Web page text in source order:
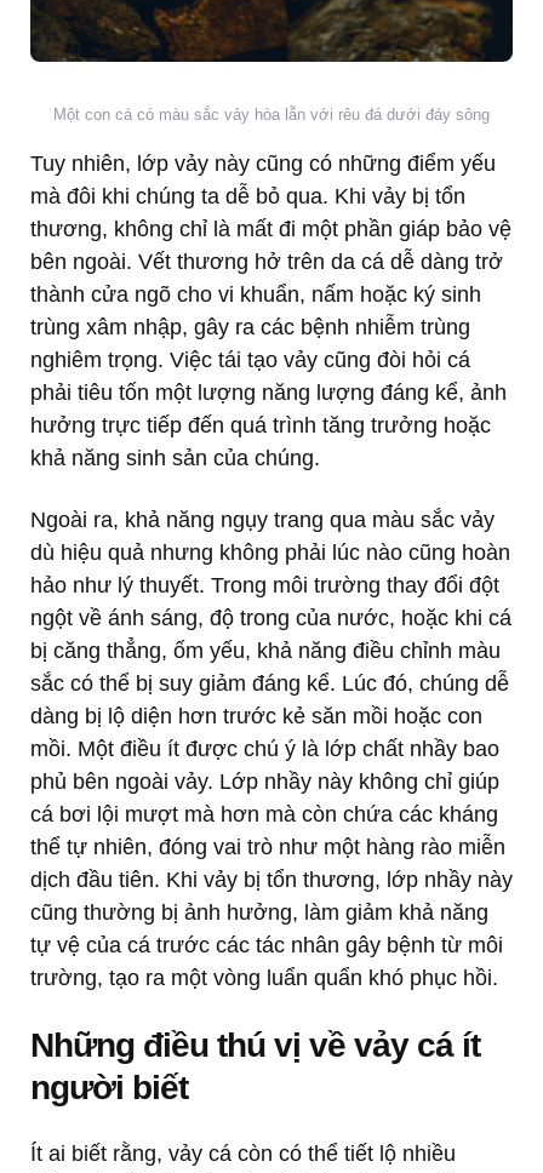
Một con cá có màu sắc vảy hòa lẫn với rêu đá dưới đáy sông
Tuy nhiên, lớp vảy này cũng có những điểm yếu
mà đôi khi chúng ta dễ bỏ qua. Khi vảy bị tổn
thương, không chỉ là mất đi một phần giáp bảo vệ
bên ngoài. Vết thương hở trên da cá dễ dàng trở
thành cửa ngõ cho vi khuẩn, nấm hoặc ký sinh
trùng xâm nhập, gây ra các bệnh nhiễm trùng
nghiêm trọng. Việc tái tạo vảy cũng đòi hỏi cá
phải tiêu tốn một lượng năng lượng đáng kể, ảnh
hưởng trực tiếp đến quá trình tăng trưởng hoặc
khả năng sinh sản của chúng.
Ngoài ra, khả năng ngụy trang qua màu sắc vảy
dù hiệu quả nhưng không phải lúc nào cũng hoàn
hảo như lý thuyết. Trong môi trường thay đổi đột
ngột về ánh sáng, độ trong của nước, hoặc khi cá
bị căng thẳng, ốm yếu, khả năng điều chỉnh màu
sắc có thể bị suy giảm đáng kể. Lúc đó, chúng dễ
dàng bị lộ diện hơn trước kẻ săn mồi hoặc con
mồi. Một điều ít được chú ý là lớp chất nhầy bao
phủ bên ngoài vảy. Lớp nhầy này không chỉ giúp
cá bơi lội mượt mà hơn mà còn chứa các kháng
thể tự nhiên, đóng vai trò như một hàng rào miễn
dịch đầu tiên. Khi vảy bị tổn thương, lớp nhầy này
cũng thường bị ảnh hưởng, làm giảm khả năng
tự vệ của cá trước các tác nhân gây bệnh từ môi
trường, tạo ra một vòng luẩn quẩn khó phục hồi.
Những điều thú vị về vảy cá ít
người biết
Ít ai biết rằng, vảy cá còn có thể tiết lộ nhiều